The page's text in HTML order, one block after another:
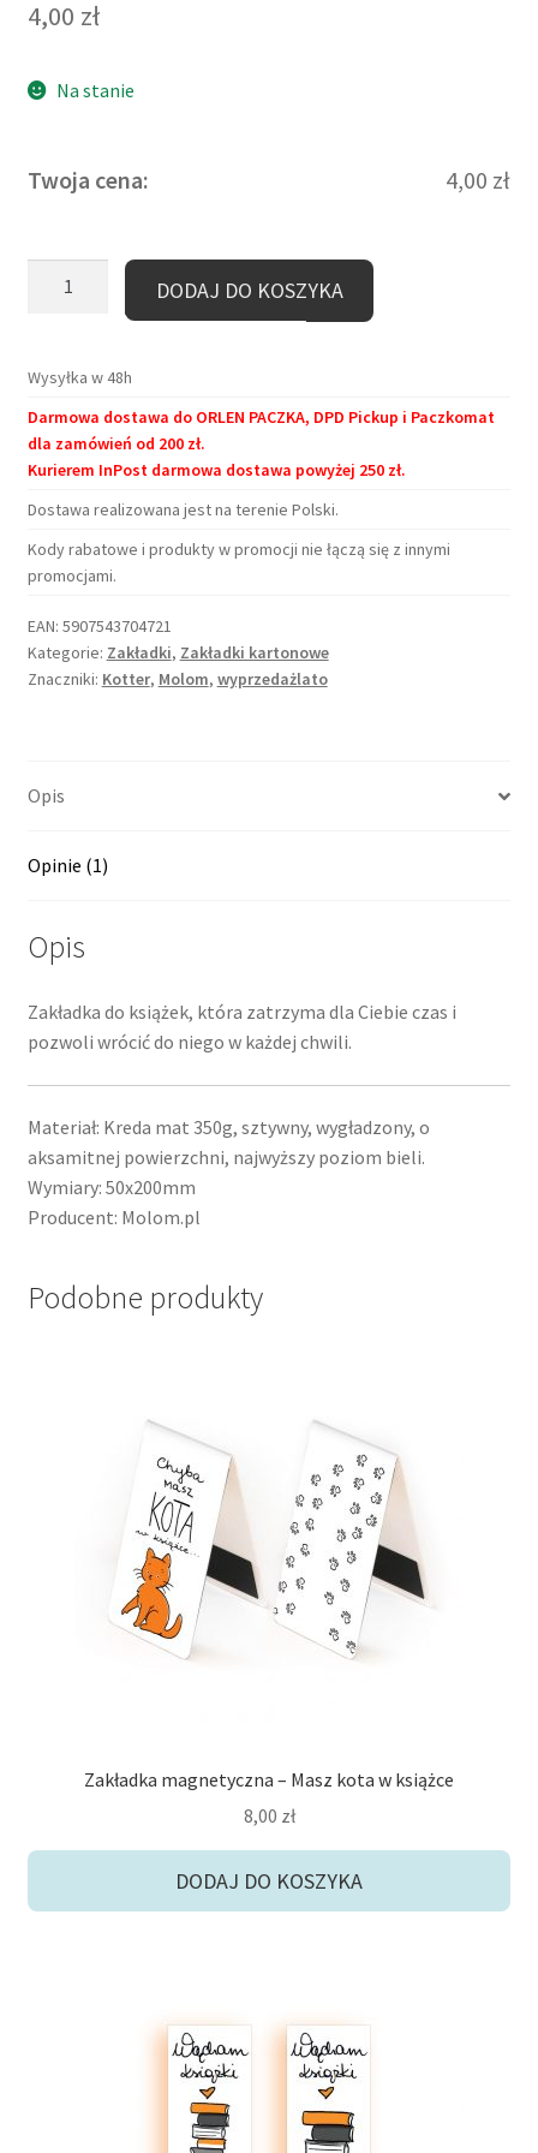
podstawie
4,00 zł
Na stanie
Twoja cena: 4,00 zł
Jeżcze
jeden
rozdział
DODAJ DO KOSZYKA
Wysyłka w 48h
Darmowa dostawa do ORLEN PACZKA, DPD Pickup i Paczkomat
dla zamówień od 200 zł.
Kurierem InPost darmowa dostawa powyżej 250 zł.
Dostawa realizowana jest na terenie Polski.
Kody rabatowe i produkty w promocji nie łączą się z innymi
promocjami.
EAN: 5907543704721
Kategorie: Zakładki, Zakładki kartonowe
Znaczniki: Kotter, Molom, wyprzedażlato
Opis
Opinie (1)
Opis
Zakładka do książek, która zatrzyma dla Ciebie czas i
pozwoli wrócić do niego w każdej chwili.
Materiał: Kreda mat 350g, sztywny, wygładzony, o
aksamitnej powierzchni, najwyższy poziom bieli.
Wymiary: 50x200mm
Producent: Molom.pl
Podobne produkty
Zakładka magnetyczna – Masz kota w książce
8,00 zł
DODAJ DO KOSZYKA